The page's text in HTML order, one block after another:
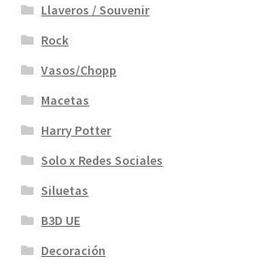
Llaveros / Souvenir
Rock
Vasos/Chopp
Macetas
Harry Potter
Solo x Redes Sociales
Siluetas
B3D UE
Decoración